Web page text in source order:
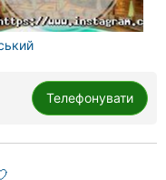
Телефонувати